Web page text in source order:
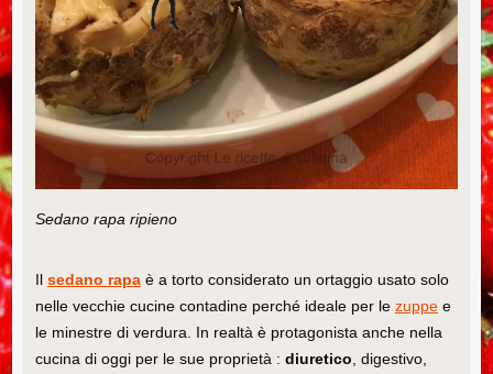
Sedano rapa ripieno
Il sedano rapaè a torto considerato un ortaggio usato solo
nelle vecchie cucine contadine perché ideale per le zuppee
le minestre di verdura. In realtà è protagonista anche nella
cucina di oggi per le sue proprietà : diuretico , digestivo,